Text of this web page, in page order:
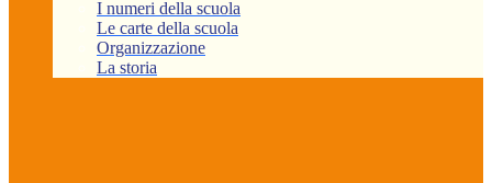
I numeri della scuola
Le carte della scuola
Organizzazione
La storia